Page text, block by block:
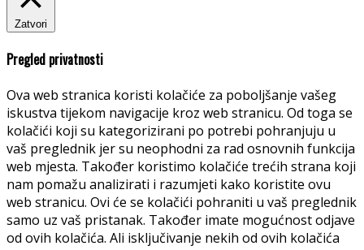
Zatvori
Pregled privatnosti
Ova web stranica koristi kolačiće za poboljšanje vašeg
iskustva tijekom navigacije kroz web stranicu. Od toga se
kolačići koji su kategorizirani po potrebi pohranjuju u
vaš preglednik jer su neophodni za rad osnovnih funkcija
web mjesta. Također koristimo kolačiće trećih strana koji
nam pomažu analizirati i razumjeti kako koristite ovu
web stranicu. Ovi će se kolačići pohraniti u vaš preglednik
samo uz vaš pristanak. Također imate mogućnost odjave
od ovih kolačića. Ali isključivanje nekih od ovih kolačića